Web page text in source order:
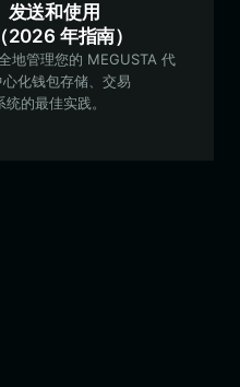
发送和使用
2026 年指南）
地管理您的 MEGUSTA 代
化钱包存储、交易
的最佳实践。